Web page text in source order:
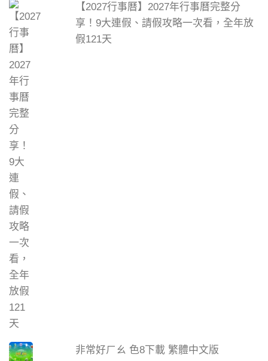
【2027行事曆】2027年行事曆完整分
享！9大連假、請假攻略一次看，全年放
假121天
非常好ㄏㄠ 色8下載 繁體中文版